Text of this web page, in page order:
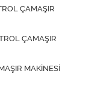
ÇAMAŞIR
ÇAMAŞIR
MAKİNESİ